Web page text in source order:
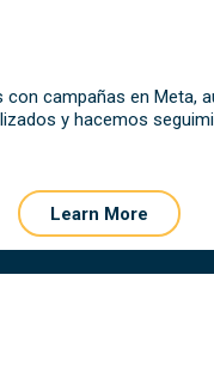
con campañas en Meta,
y hacemos
Learn More